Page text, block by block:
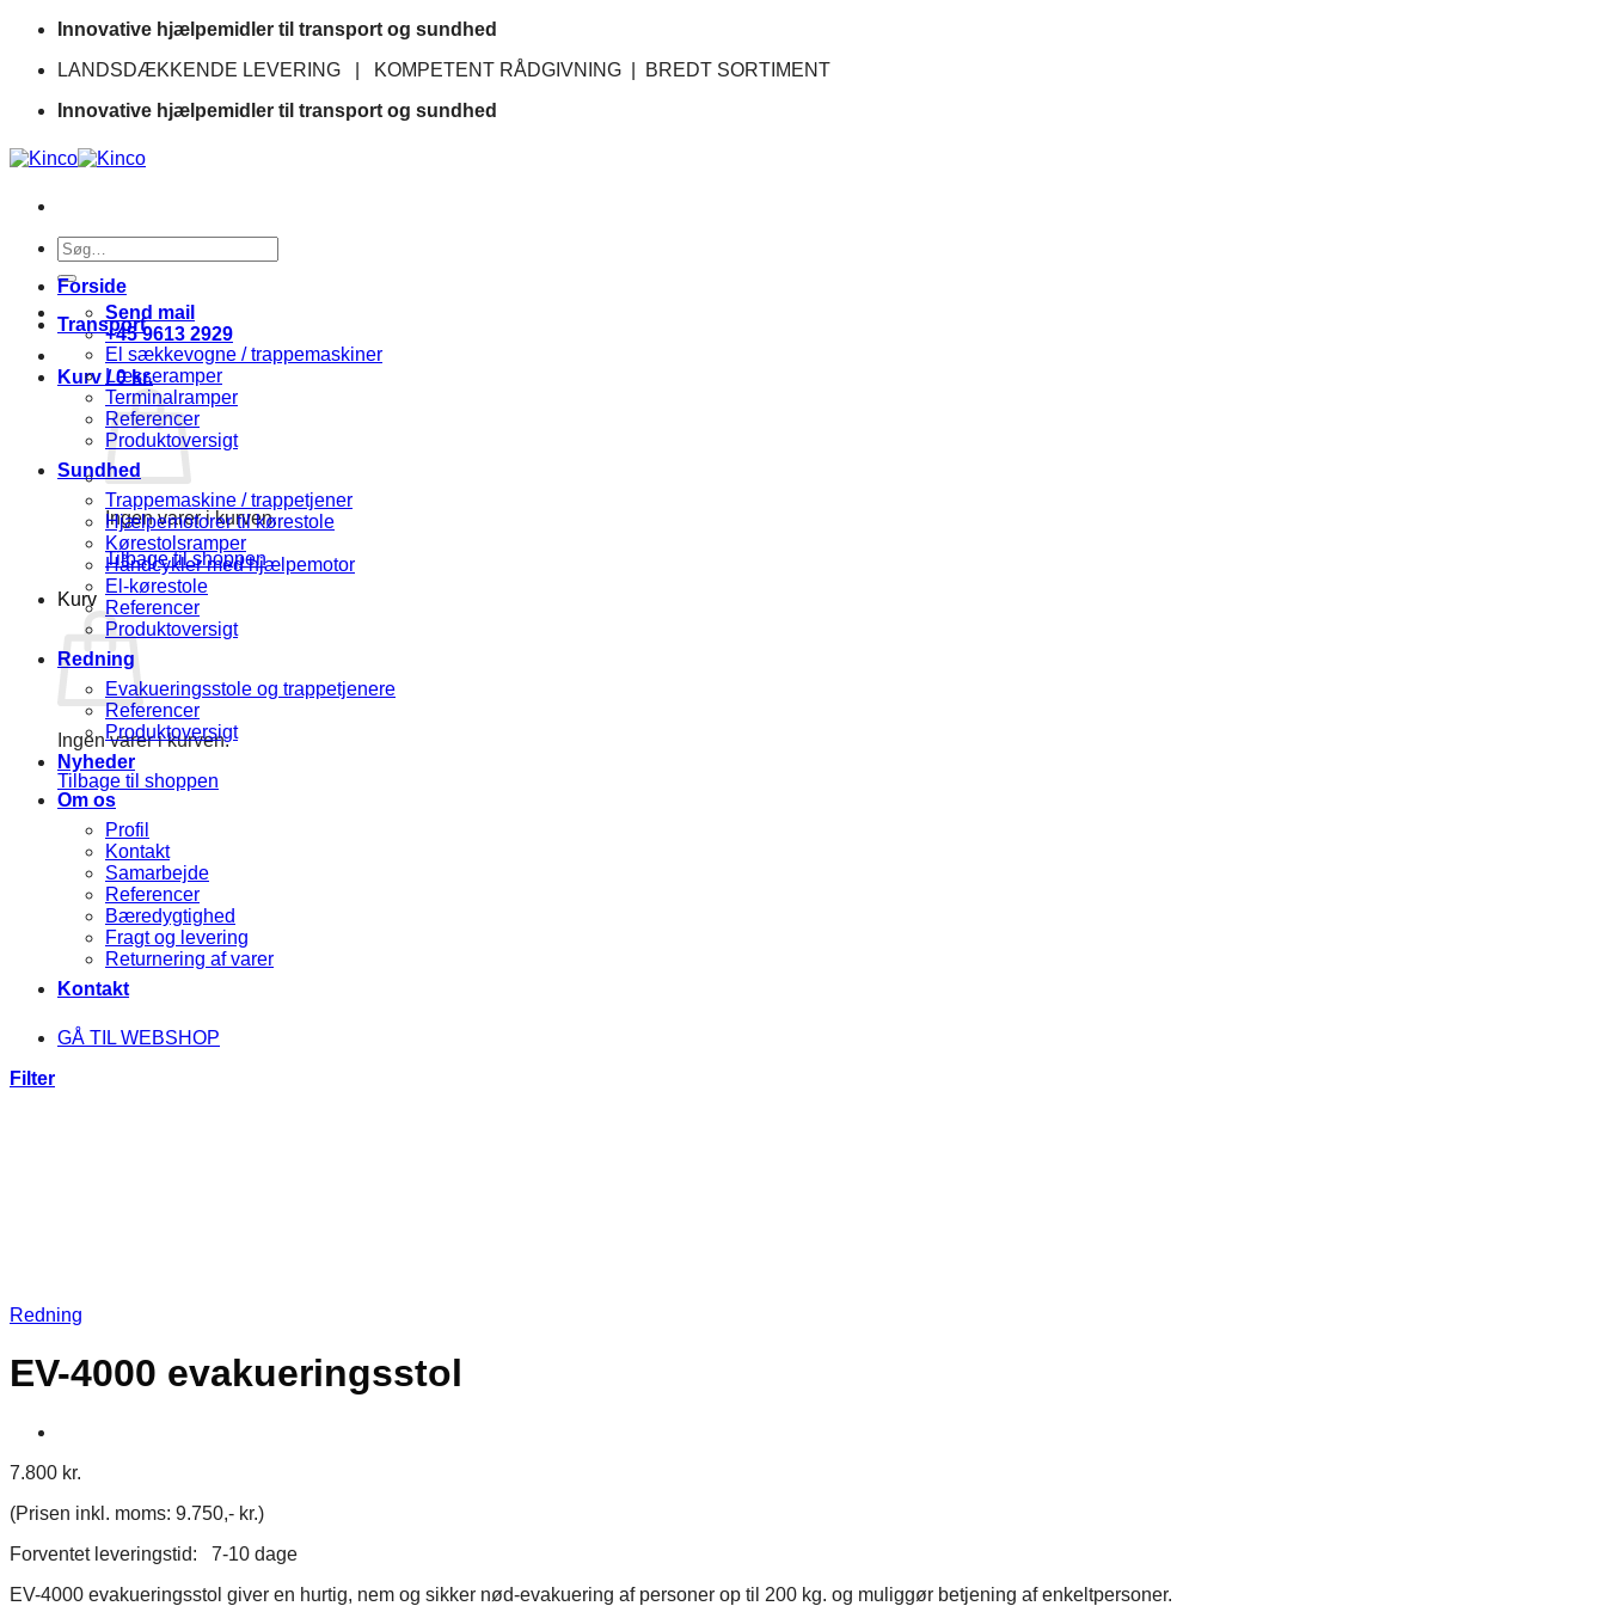
Fortsæt
indhold
Innovative hjælpemidler til transport og sundhed
LANDSDÆKKENDE LEVERING | KOMPETENT RÅDGIVNING | BREDT SORTIMENT
Innovative hjælpemidler til transport og sundhed
Søg
efter:
Send mail
+45 9613 2929
Kurv /0kr.
Ingen varer i kurven.
Tilbage til shoppen
Kurv
Ingen varer i kurven.
Tilbage til shoppen
Forside
Transport
El sækkevogne / trappemaskiner
Læsseramper
Terminalramper
Referencer
Produktoversigt
Sundhed
Trappemaskine / trappetjener
Hjælpemotorer til kørestole
Kørestolsramper
Håndcykler med hjælpemotor
El-kørestole
Referencer
Produktoversigt
Redning
Evakueringsstole og trappetjenere
Referencer
Produktoversigt
Nyheder
Om os
Profil
Kontakt
Samarbejde
Referencer
Bæredygtighed
Fragt og levering
Returnering af varer
Kontakt
GÅ TIL WEBSHOP
Filter
Redning
EV-4000 evakueringsstol
7.800 kr.
(Prisen inkl. moms: 9.750,- kr.)
Forventet leveringstid: 7-10 dage
EV-4000 evakueringsstol giver en hurtig, nem og sikker nød-evakuering af personer op til 200 kg. og muliggør betjening af enkeltpersoner.